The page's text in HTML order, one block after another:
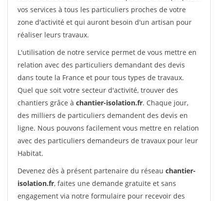
vos services à tous les particuliers proches de votre
zone d'activité et qui auront besoin d'un artisan pour
réaliser leurs travaux.
L'utilisation de notre service permet de vous mettre en
relation avec des particuliers demandant des devis
dans toute la France et pour tous types de travaux.
Quel que soit votre secteur d'activité, trouver des
chantiers grâce à chantier-isolation.fr. Chaque jour,
des milliers de particuliers demandent des devis en
ligne. Nous pouvons facilement vous mettre en relation
avec des particuliers demandeurs de travaux pour leur
Habitat.
Devenez dès à présent partenaire du réseau chantier-
isolation.fr, faites une demande gratuite et sans
engagement via notre formulaire pour recevoir des